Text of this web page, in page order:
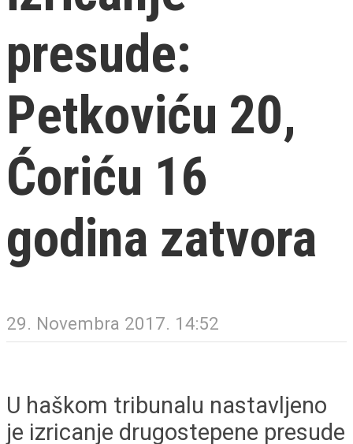
presude:
Petkoviću 20,
Ćoriću 16
godina zatvora
29. Novembra 2017. 14:52
U haškom tribunalu nastavljeno
je izricanje drugostepene presude